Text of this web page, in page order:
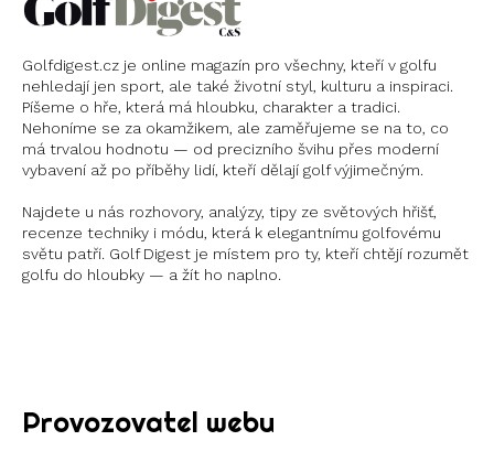
Golfdigest.cz je online magazín pro všechny, kteří v golfu
nehledají jen sport, ale také životní styl, kulturu a inspiraci.
Píšeme o hře, která má hloubku, charakter a tradici.
Nehoníme se za okamžikem, ale zaměřujeme se na to, co
má trvalou hodnotu — od precizního švihu přes moderní
vybavení až po příběhy lidí, kteří dělají golf výjimečným.
Najdete u nás rozhovory, analýzy, tipy ze světových hřišť,
recenze techniky i módu, která k elegantnímu golfovému
světu patří. Golf Digest je místem pro ty, kteří chtějí rozumět
golfu do hloubky — a žít ho naplno.
Provozovatel webu